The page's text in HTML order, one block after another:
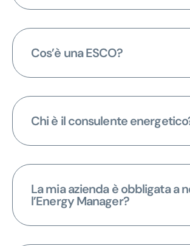
Cos’è una ESCO?
Chi è il consulente
La mia azienda è obbligata a
l’Energy Manager?